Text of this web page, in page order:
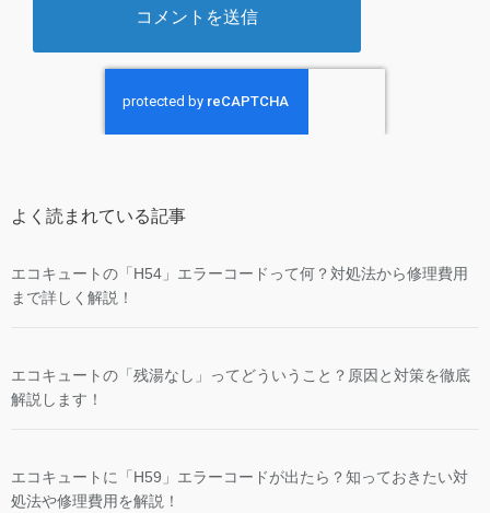
よく読まれている記事
エコキュートの「H54」エラーコードって何？対処法から修理費用
まで詳しく解説！
エコキュートの「残湯なし」ってどういうこと？原因と対策を徹底
解説します！
エコキュートに「H59」エラーコードが出たら？知っておきたい対
処法や修理費用を解説！